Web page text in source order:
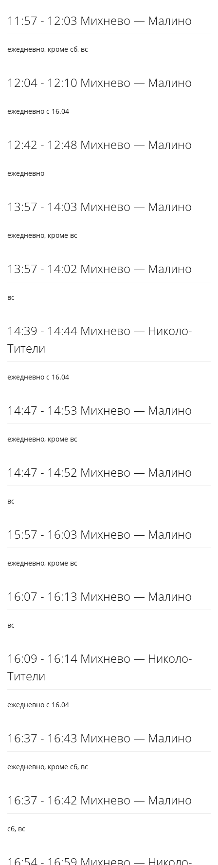
11:57 - 12:03 Михнево — Малино
ежедневно, кроме сб, вс
12:04 - 12:10 Михнево — Малино
ежедневно с 16.04
12:42 - 12:48 Михнево — Малино
ежедневно
13:57 - 14:03 Михнево — Малино
ежедневно, кроме вс
13:57 - 14:02 Михнево — Малино
вс
14:39 - 14:44 Михнево — Николо-
Тители
ежедневно с 16.04
14:47 - 14:53 Михнево — Малино
ежедневно, кроме вс
14:47 - 14:52 Михнево — Малино
вс
15:57 - 16:03 Михнево — Малино
ежедневно, кроме вс
16:07 - 16:13 Михнево — Малино
вс
16:09 - 16:14 Михнево — Николо-
Тители
ежедневно с 16.04
16:37 - 16:43 Михнево — Малино
ежедневно, кроме сб, вс
16:37 - 16:42 Михнево — Малино
сб, вс